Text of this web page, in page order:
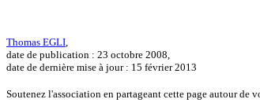
Thomas EGLI
date de publication : 23 octobre 2008,
date de dernière mise à jour : 15 février 2013
Soutenez l'association en partageant cette page autour de